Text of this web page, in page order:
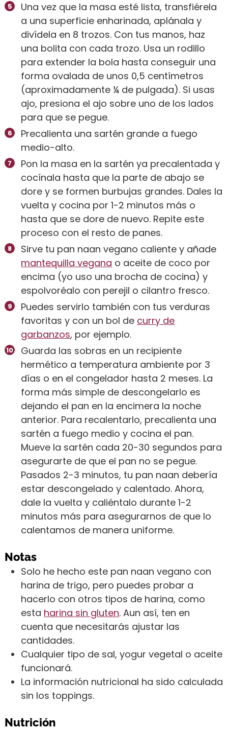
Una vez que la masa esté lista, transfiérela
a una superficie enharinada, aplánala y
divídela en 8 trozos. Con tus manos, haz
una bolita con cada trozo. Usa un rodillo
para extender la bola hasta conseguir una
forma ovalada de unos 0,5 centímetros
(aproximadamente ¼ de pulgada). Si usas
ajo, presiona el ajo sobre uno de los lados
para que se pegue.
Precalienta una sartén grande a fuego
medio-alto.
Pon la masa en la sartén ya precalentada y
cocínala hasta que la parte de abajo se
dore y se formen burbujas grandes. Dales la
vuelta y cocina por 1-2 minutos más o
hasta que se dore de nuevo. Repite este
proceso con el resto de panes.
Sirve tu pan naan vegano caliente y añade
mantequilla vegana o aceite de coco por
encima (yo uso una brocha de cocina) y
espolvoréalo con perejil o cilantro fresco.
Puedes servirlo también con tus verduras
favoritas y con un bol de curry de
garbanzos, por ejemplo.
Guarda las sobras en un recipiente
hermético a temperatura ambiente por 3
días o en el congelador hasta 2 meses. La
forma más simple de descongelarlo es
dejando el pan en la encimera la noche
anterior. Para recalentarlo, precalienta una
sartén a fuego medio y cocina el pan.
Mueve la sartén cada 20-30 segundos para
asegurarte de que el pan no se pegue.
Pasados 2-3 minutos, tu pan naan debería
estar descongelado y calentado. Ahora,
dale la vuelta y caliéntalo durante 1-2
minutos más para asegurarnos de que lo
calentamos de manera uniforme.
Notas
Solo he hecho este pan naan vegano con
harina de trigo, pero puedes probar a
hacerlo con otros tipos de harina, como
esta harina sin gluten. Aun así, ten en
cuenta que necesitarás ajustar las
cantidades.
Cualquier tipo de sal, yogur vegetal o aceite
funcionará.
La información nutricional ha sido calculada
sin los toppings.
Nutrición